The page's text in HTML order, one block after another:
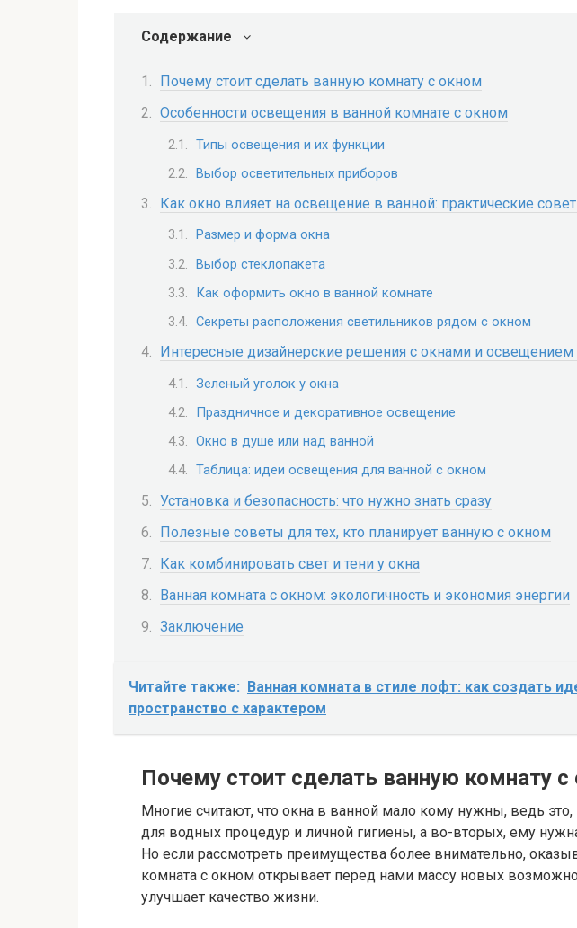
Содержание
Почему стоит сделать ванную комнату с окном
Особенности освещения в ванной комнате с окном
Типы освещения и их функции
Выбор осветительных приборов
Как окно влияет на освещение в ванной: практические
Размер и форма окна
Выбор стеклопакета
Как оформить окно в ванной комнате
Секреты расположения светильников рядом с окном
Интересные дизайнерские решения с окнами и освещением
Зеленый уголок у окна
Праздничное и декоративное освещение
Окно в душе или над ванной
Таблица: идеи освещения для ванной с окном
Установка и безопасность: что нужно знать сразу
Полезные советы для тех, кто планирует ванную с окном
Как комбинировать свет и тени у окна
Ванная комната с окном: экологичность и экономия энергии
Заключение
Читайте также: Ванная комната в стиле лофт: как создать
пространство с характером
Почему стоит сделать ванную комнату с
Многие считают, что окна в ванной мало кому нужны, ведь
для водных процедур и личной гигиены, а во-вторых, ему
Но если рассмотреть преимущества более внимательно,
комната с окном открывает перед нами массу новых
улучшает качество жизни.